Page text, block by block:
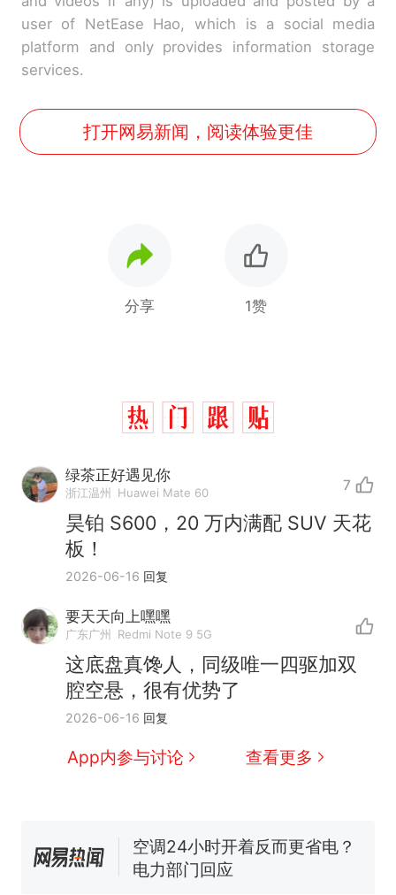
user of NetEase Hao, which is a social media
platform and only provides information storage
services.
打开网易新闻，阅读体验更佳
分享 1赞
绿茶正好遇见你
浙江温州 Huawei Mate 60 7
昊铂 S600，20 万内满配 SUV 天花
板！
2026-06-16 回复
要天天向上嘿嘿
广东广州 Redmi Note 9 5G
这底盘真馋人，同级唯一四驱加双
腔空悬，很有优势了
2026-06-16 回复
App内参与讨论 查看更多
热 那个在床头放菜刀的女孩，
因老师一句“跟我回家”改写了
人生
新 搬家报价570元，搬到楼下
交5060元才肯搬上楼！女子傻
眼了……
十多万人报名的考试，成绩全
佛山一中学招聘物理教师，笔
试前13名均遭淘汰？教育局：